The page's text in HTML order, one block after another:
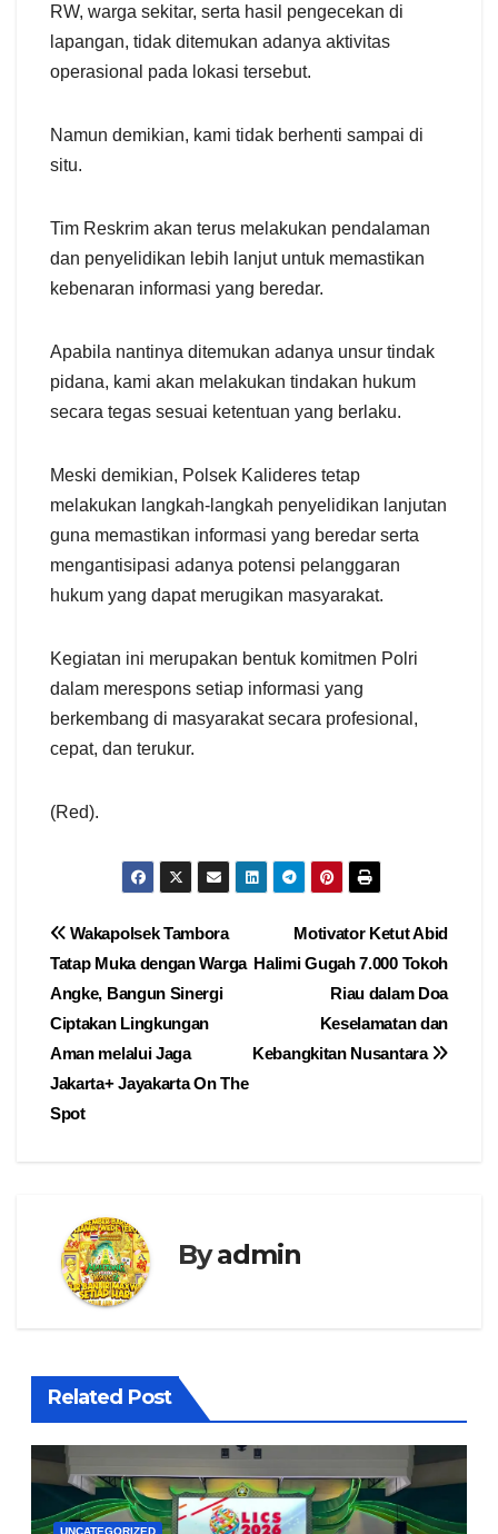
RW, warga sekitar, serta hasil pengecekan di
lapangan, tidak ditemukan adanya aktivitas
operasional pada lokasi tersebut.
Namun demikian, kami tidak berhenti sampai di
situ.
Tim Reskrim akan terus melakukan pendalaman
dan penyelidikan lebih lanjut untuk memastikan
kebenaran informasi yang beredar.
Apabila nantinya ditemukan adanya unsur tindak
pidana, kami akan melakukan tindakan hukum
secara tegas sesuai ketentuan yang berlaku.
Meski demikian, Polsek Kalideres tetap
melakukan langkah-langkah penyelidikan lanjutan
guna memastikan informasi yang beredar serta
mengantisipasi adanya potensi pelanggaran
hukum yang dapat merugikan masyarakat.
Kegiatan ini merupakan bentuk komitmen Polri
dalam merespons setiap informasi yang
berkembang di masyarakat secara profesional,
cepat, dan terukur.
(Red).
Navigasi
pos
Motivator Ketut Abid
Halimi Gugah 7.000 Tokoh
Riau dalam Doa
Keselamatan dan
Kebangkitan Nusantara
Wakapolsek Tambora
Tatap Muka dengan Warga
Angke, Bangun Sinergi
Ciptakan Lingkungan
Aman melalui Jaga
Jakarta+ Jayakarta On The
Spot
Byadmin
Related Post
UNCATEGORIZED